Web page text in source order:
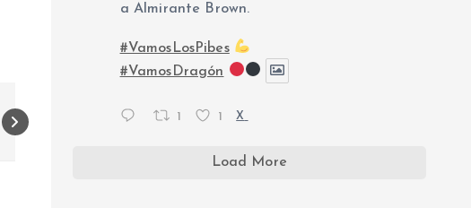
a Almirante Brown.
#VamosLosPibes
#VamosDragón
1 1 X
Load More